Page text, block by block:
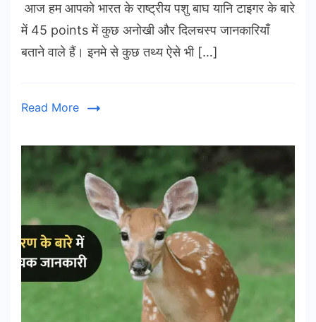
आज हम आपको भारत के राष्ट्रीय पशु बाघ यानि टाइगर के बारे
में 45 points में कुछ अनोखी और दिलचस्प जानकारियाँ
बताने वाले हैं। इनमे से कुछ तथ्य ऐसे भी […]
Read More